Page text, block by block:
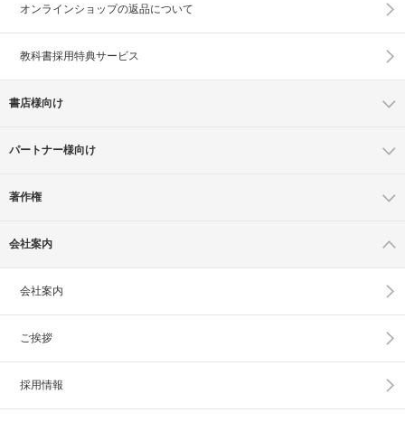
オンラインショップの返品について
教科書採用特典サービス
書店様向け
パートナー様向け
著作権
会社案内
会社案内
ご挨拶
採用情報